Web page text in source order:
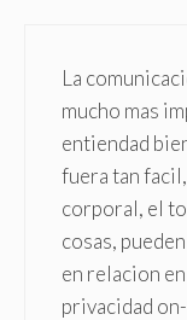
La
mucho mas
entiendad
fuera tan
corporal, el
cosas,
en relacion
privacidad